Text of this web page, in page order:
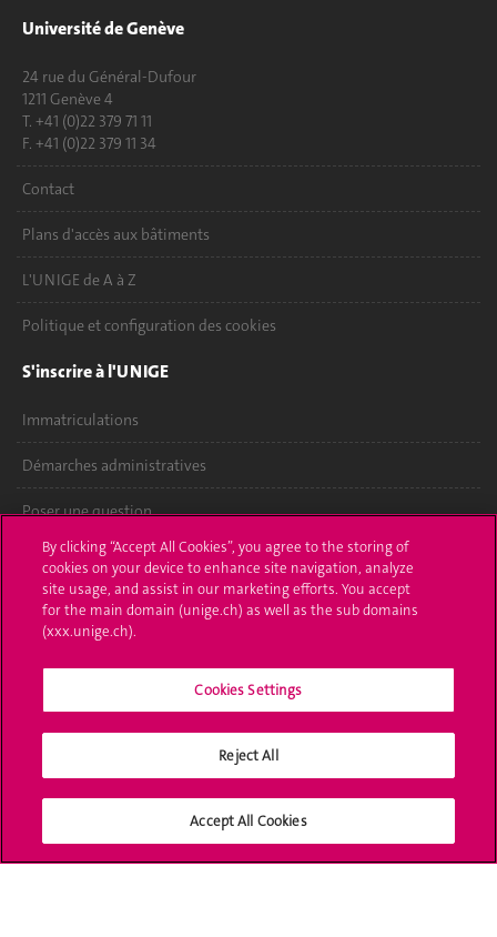
Université de Genève
24 rue du Général-Dufour
1211 Genève 4
T. +41 (0)22 379 71 11
F. +41 (0)22 379 11 34
Contact
Plans d'accès aux bâtiments
L'UNIGE de A à Z
Politique et configuration des cookies
S'inscrire à l'UNIGE
Immatriculations
Démarches administratives
Poser une question
L'UNIGE vous informe
UNIGE Mobile
Bibliothèque
Médias sociaux UNIGE
By clicking “Accept All Cookies”, you agree to the storing of
cookies on your device to enhance site navigation, analyze
site usage, and assist in our marketing efforts. You accept
for the main domain (unige.ch) as well as the sub domains
(xxx.unige.ch).
Cookies Settings
Reject All
Accept All Cookies